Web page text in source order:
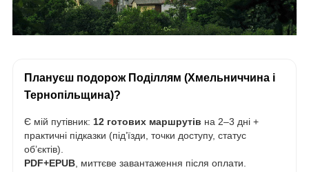
Плануєш подорож Поділлям (Хмельниччина і
Тернопільщина)?
Є мій путівник: 12 готових маршрутів на 2–3 дні +
практичні підказки (під’їзди, точки доступу, статус
об’єктів).
PDF+EPUB , миттєве завантаження після оплати.